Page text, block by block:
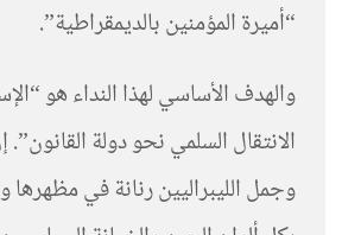
“أميرة المؤمنين بالديمقراطية”.
والهدف الأساسي لهذا النداء هو
الانتقال السلمي نحو دولة القانون”.
وجمل الليبراليين رنانة في مظهرها